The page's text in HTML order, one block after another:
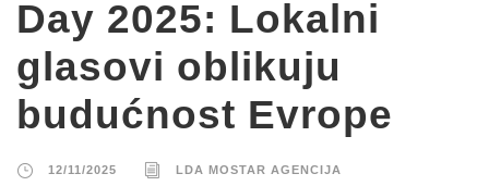
Day 2025: Lokalni
glasovi oblikuju
budućnost Evrope
12/11/2025 LDA MOSTAR AGENCIJA